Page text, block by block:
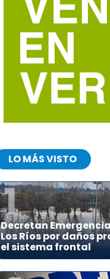
LO MÁS VISTO
1
Decretan
Los Ríos por daños
el sistema frontal